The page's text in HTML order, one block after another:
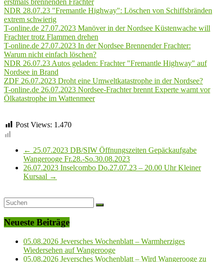
erstmals brennenden Frachter
NDR 28.07.23 "Fremantle Highway": Löschen von Schiffsbränden
extrem schwierig
T-online.de 27.07.2023 Manöver in der Nordsee Küstenwache will
Frachter trotz Flammen drehen
T-online.de 27.07.2023 In der Nordsee Brennender Frachter:
Warum nicht einfach löschen?
NDR 26.07.23 Autos geladen: Frachter "Fremantle Highway" auf
Nordsee in Brand
ZDF 26.07.2023 Droht eine Umweltkatastrophe in der Nordsee?
T-online.de 26.07.2023 Nordsee-Frachter brennt Experte warnt vor
Ölkatastrophe im Wattenmeer
Post Views: 1.470
← 25.07.2023 DB/SIW Öffnungszeiten Gepäckaufgabe
Wangerooge Fr.28.-So.30.08.2023
26.07.2023 Inselcombo Do.27.07.23 – 20.00 Uhr Kleiner
Kursaal →
Neueste Beiträge
05.08.2026 Jeversches Wochenblatt – Warmherziges
Wiedersehen auf Wangerooge
05.08.2026 Jeversches Wochenblatt – Wird Wangerooge zu